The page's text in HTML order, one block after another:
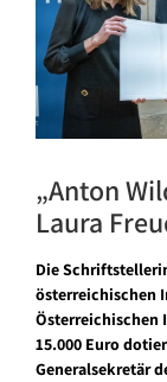
„Anton
Laura
Die
österreichischen
Österreichischen
15.000 Euro
Generalsekretär